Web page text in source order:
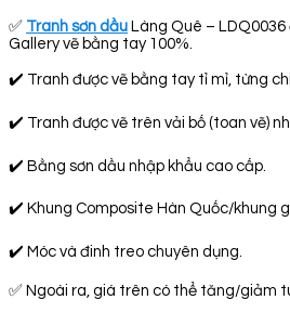
✅ Tranh sơn dầu Làng Quê –
Gallery vẽ bằng tay 100%.
✔️ Tranh được vẽ bằng tay tỉ mỉ, từng
✔️ Tranh được vẽ trên vải bố (toan vẽ)
✔️ Bằng sơn dầu nhập khẩu cao cấp.
✔️ Khung Composite Hàn Quốc/khung
✔️ Móc và đinh treo chuyên dụng.
✅ Ngoài ra, giá trên có thể tăng/giảm